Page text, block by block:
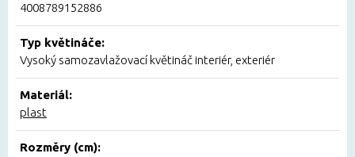
4008789152886
Typ květináče:
Vysoký samozavlažovací květináč interiér, exteriér
Materiál:
plast
Rozměry (cm):